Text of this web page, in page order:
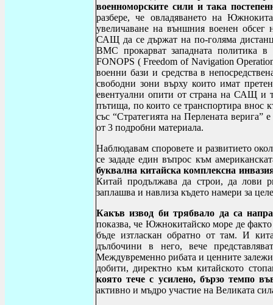
военноморските сили и така
разбере, че овладяването на
увеличаване на външния военен
САЩ да се държат на по-голяма
ВМС прокарват западната политика в
FONOPS (Freedom of Navigation
военни бази и средства в
свободни зони върху които имат
евентуални опити от страна на САЩ и
пътища, по които се транспортира внос
със “Стратегията на Перлената верига”
от 3 подробни материала.
Наблюдавам споровете и развитието
се зададе един въпрос към
буквална китайска комплексна
Китай продължава да строи, да лови
заплашва и навлиза където намери за
Какъв извод би трябвало да са
показва, че Южнокитайско море де
бъде изтласкан обратно от там. И
дълбочини в него, вече
Междувременно рибата и ценните
добити, директно към китайското
която тече с усилено, бързо темпо
активно и мъдро участие на Великата